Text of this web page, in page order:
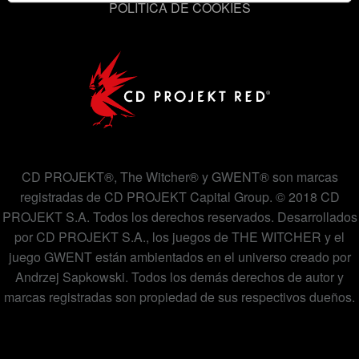
contactar contigo, por ejemplo a través de redes
nuestras cookies con nuestro socios. Eso sí, todas estas
cookies opcionales requieren tu autorización.
Encontrarás todos los detalles sobre nuestro uso de las
POLÍTICA DE COOKIES
CD PROJEKT®, The Witcher® y GWENT® son marcas
registradas de CD PROJEKT Capital Group. © 2018 CD
PROJEKT S.A. Todos los derechos reservados. Desarrollados
por CD PROJEKT S.A., los juegos de THE WITCHER y el
juego GWENT están ambientados en el universo creado por
Andrzej Sapkowski. Todos los demás derechos de autor y
marcas registradas son propiedad de sus respectivos dueños.